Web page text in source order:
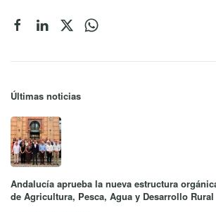
Últimas noticias
Andalucía aprueba la nueva estructura
de Agricultura, Pesca, Agua y Desarrollo Rural